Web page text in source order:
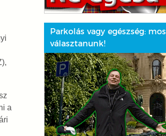
a
Parkolás vagy egészség:
választanunk!